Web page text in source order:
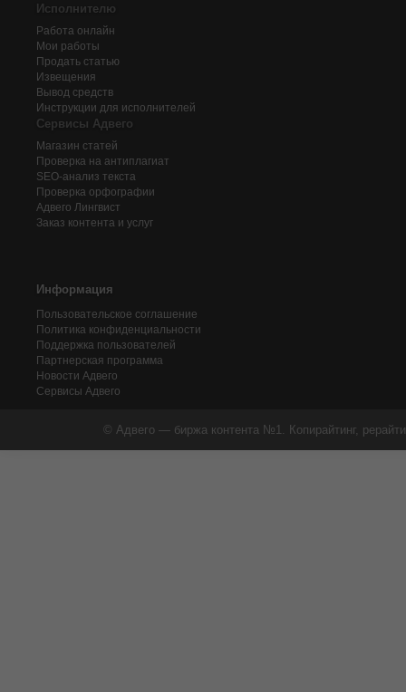
Исполнителю
Работа онлайн
Мои работы
Продать статью
Извещения
Вывод средств
Инструкции для исполнителей
Сервисы Адвего
Магазин статей
Проверка на антиплагиат
SEO-анализ текста
Проверка орфографии
Адвего Лингвист
Заказ контента и услуг
Информация
Пользовательское соглашение
Политика конфиденциальности
Поддержка пользователей
Партнерская программа
Новости Адвего
Сервисы Адвего
© Адвего — биржа контента №1. Копирайтинг,